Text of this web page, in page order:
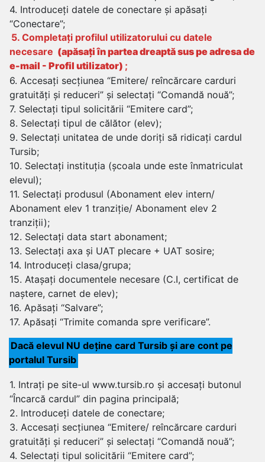
4. Introduceți datele de conectare și apăsați
“Conectare”;
5. Completați profilul utilizatorului cu datele
necesare (apăsați în partea dreaptă sus pe adresa de
e-mail - Profil utilizator) ;
6. Accesați secțiunea “Emitere/ reîncărcare carduri
gratuități și reduceri” și selectați “Comandă nouă”;
7. Selectați tipul solicitării “Emitere card”;
8. Selectați tipul de călător (elev);
9. Selectați unitatea de unde doriți să ridicați cardul
Tursib;
10. Selectați instituția (școala unde este înmatriculat
elevul);
11. Selectați produsul (Abonament elev intern/
Abonament elev 1 tranziție/ Abonament elev 2
tranziții);
12. Selectați data start abonament;
13. Selectați axa și UAT plecare + UAT sosire;
14. Introduceți clasa/grupa;
15. Atașați documentele necesare (C.I, certificat de
naștere, carnet de elev);
16. Apăsați “Salvare”;
17. Apăsați “Trimite comanda spre verificare”.
Dacă elevul NU deține card Tursib și are cont pe
portalul Tursib
1. Intrați pe site-ul www.tursib.ro și accesați butonul
“Încarcă cardul” din pagina principală;
2. Introduceți datele de conectare;
3. Accesați secțiunea “Emitere/ reîncărcare carduri
gratuități și reduceri” și selectați “Comandă nouă”;
4. Selectați tipul solicitării “Emitere card”;